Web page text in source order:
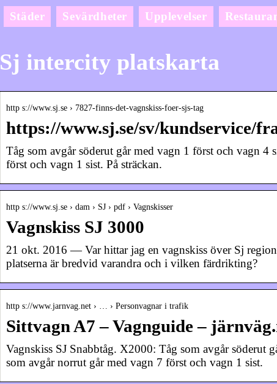
Städer Sevärdheter Upplevelser
Sj intercity platskarta
http s://www.sj.se › 7827-finns-det-vagnskiss-foer-sjs-tag
https://www.sj.se/sv/kundservice/
Tåg som avgår söderut går med vagn 1 först och vagn 4
först och vagn 1 sist. På sträckan.
http s://www.sj.se › dam › SJ › pdf › Vagnskisser
Vagnskiss SJ 3000
21 okt. 2016 — Var hittar jag en vagnskiss över Sj
platserna är bredvid varandra och i vilken färdrikting?
http s://www.jarnvag.net › … › Personvagnar i trafik
Sittvagn A7 – Vagnguide –
Vagnskiss SJ Snabbtåg. X2000: Tåg som avgår söderut
som avgår norrut går med vagn 7 först och vagn 1 sist.